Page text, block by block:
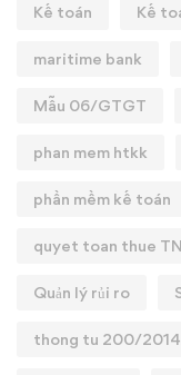
Kế toán Kế
maritime bank
Mẫu 06/GTGT
phan mem htkk
phần mềm kế toán
quyet toan thue
Quản lý rủi ro
thong tu 200/